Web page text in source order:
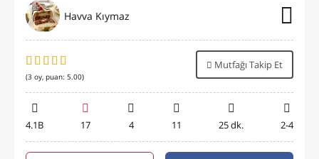
Havva Kıymaz
(3 oy, puan: 5.00)
Mutfağı Takip Et
4.1B 17 4 11 25 dk. 2-4